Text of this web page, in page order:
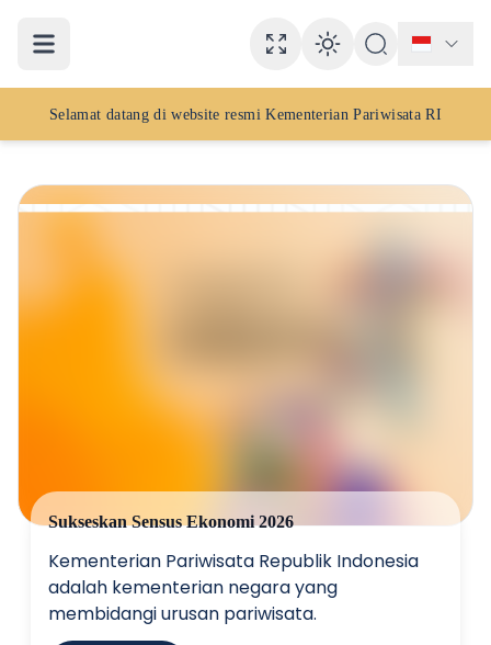
Full Screen
Enable
Selamat datang di website resmi Kementerian Pariwisata RI
Sukseskan Sensus Ekonomi 2026
Kementerian Pariwisata Republik Indonesia
adalah kementerian negara yang
membidangi urusan pariwisata.